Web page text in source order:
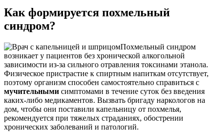
Как формируется похмельный
синдром?
Похмельный синдром
возникает у пациентов без хронической алкогольной
зависимости из-за сильного отравления токсинами этанола.
Физическое пристрастие к спиртным напиткам отсутствует,
поэтому организм способен самостоятельно справиться с
мучительными симптомами в течение суток без введения
каких-либо медикаментов. Вызвать бригаду наркологов на
дом, чтобы они поставили капельницу от похмелья,
рекомендуется при тяжелых страданиях, обострении
хронических заболеваний и патологий.